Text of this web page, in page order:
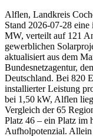
Alflen, Landkreis
Stand 2026-07-28
MW, verteilt auf 121
gewerblichen
aktualisiert aus dem
Bundesnetzagentur,
Deutschland. Bei 820
installierter Leistung
bei 1,50 kW, Alflen
Vergleich der 65
Platz 46 – ein Platz im
Aufholpotenzial. Allein